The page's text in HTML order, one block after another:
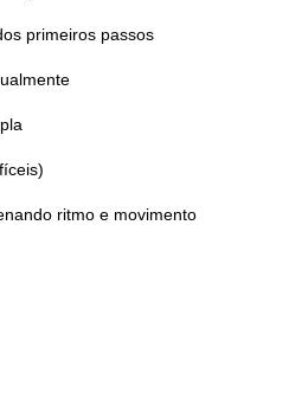
primeiros passos
ritmo e movimento